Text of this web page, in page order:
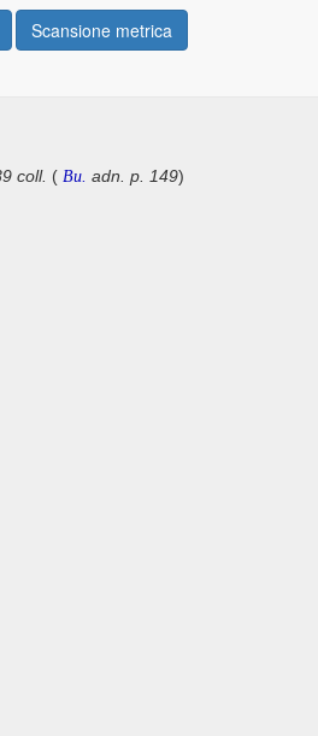
Scansione metrica
coll. ( Bu. adn. p. 149)